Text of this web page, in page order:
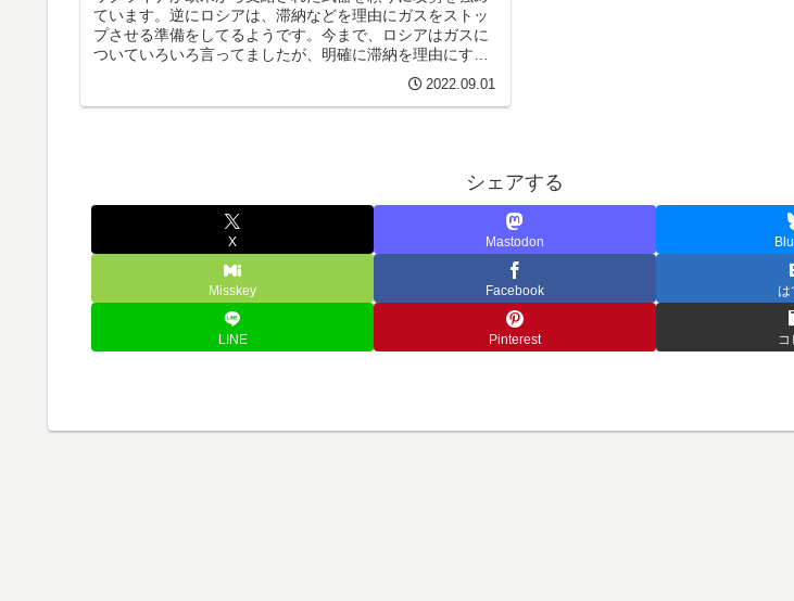
ています。逆にロシアは、滞納などを理由にガスをストッ
プさせる準備をしてるようです。今まで、ロシアはガスに
ついていろいろ言ってましたが、明確に滞納を理由にする
2022.09.01
シェアする
X Mastodon
Misskey Facebook は
LINE Pinterest